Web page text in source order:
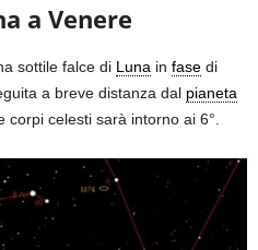
a Venere
sottile falce di Luna in fase di
a breve distanza dal pianeta
celesti sarà intorno ai 6°.